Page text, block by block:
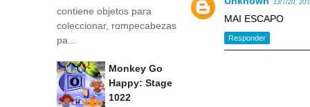
13/7/20,
MAI ESCAPO
Responder
contiene objetos para
coleccionar, rompecabezas
pa...
Monkey Go
Happy: Stage
1022